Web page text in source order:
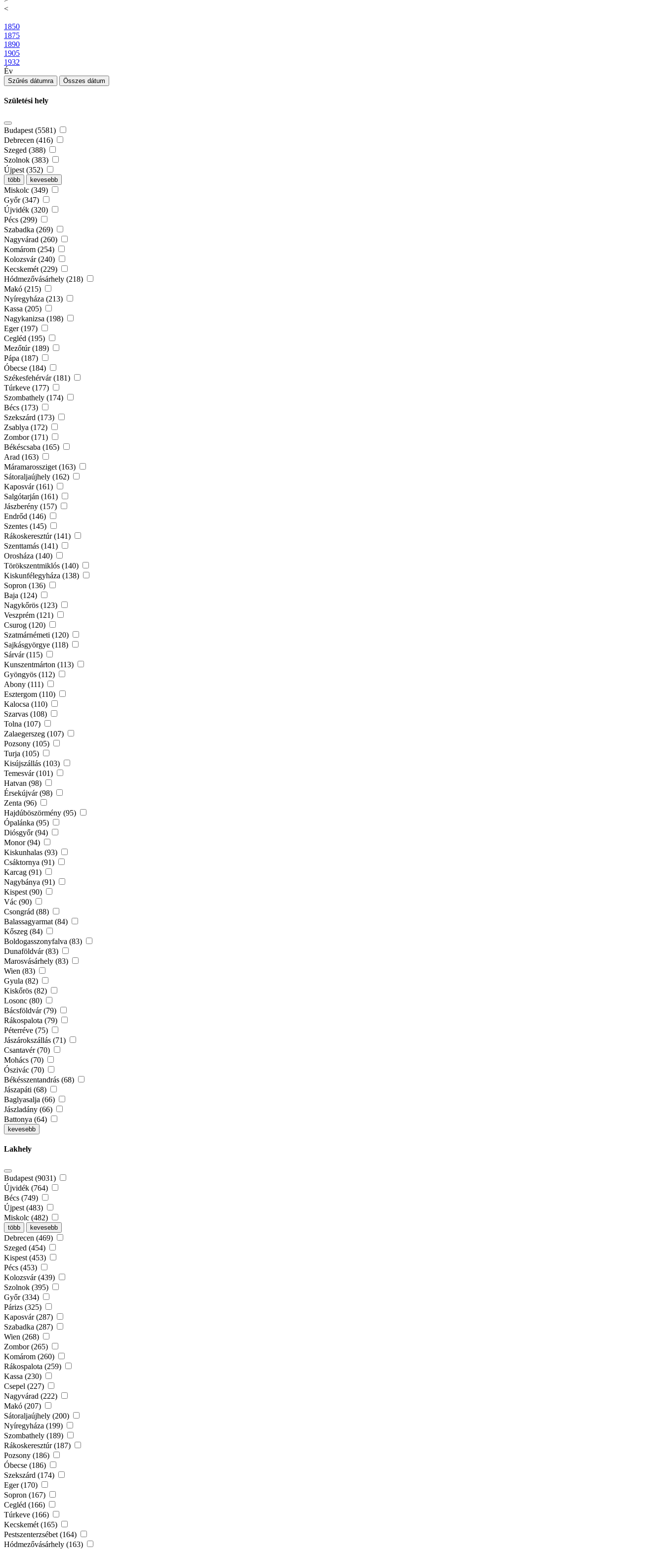
<
1850
1875
1890
1905
1932
Év
Szűrés dátumra Összes dátum
Születési hely
Budapest (5581)
Debrecen (416)
Szeged (388)
Szolnok (383)
Újpest (352)
több kevesebb
Miskolc (349)
Győr (347)
Újvidék (320)
Pécs (299)
Szabadka (269)
Nagyvárad (260)
Komárom (254)
Kolozsvár (240)
Kecskemét (229)
Hódmezővásárhely (218)
Makó (215)
Nyíregyháza (213)
Kassa (205)
Nagykanizsa (198)
Eger (197)
Cegléd (195)
Mezőtúr (189)
Pápa (187)
Óbecse (184)
Székesfehérvár (181)
Túrkeve (177)
Szombathely (174)
Bécs (173)
Szekszárd (173)
Zsablya (172)
Zombor (171)
Békéscsaba (165)
Arad (163)
Máramarossziget (163)
Sátoraljaújhely (162)
Kaposvár (161)
Salgótarján (161)
Jászberény (157)
Endrőd (146)
Szentes (145)
Rákoskeresztúr (141)
Szenttamás (141)
Orosháza (140)
Törökszentmiklós (140)
Kiskunfélegyháza (138)
Sopron (136)
Baja (124)
Nagykőrös (123)
Veszprém (121)
Csurog (120)
Szatmárnémeti (120)
Sajkásgyörgye (118)
Sárvár (115)
Kunszentmárton (113)
Gyöngyös (112)
Abony (111)
Esztergom (110)
Kalocsa (110)
Szarvas (108)
Tolna (107)
Zalaegerszeg (107)
Pozsony (105)
Turja (105)
Kisújszállás (103)
Temesvár (101)
Hatvan (98)
Érsekújvár (98)
Zenta (96)
Hajdúböszörmény (95)
Ópalánka (95)
Diósgyőr (94)
Monor (94)
Kiskunhalas (93)
Csáktornya (91)
Karcag (91)
Nagybánya (91)
Kispest (90)
Vác (90)
Csongrád (88)
Balassagyarmat (84)
Kőszeg (84)
Boldogasszonyfalva (83)
Dunaföldvár (83)
Marosvásárhely (83)
Wien (83)
Gyula (82)
Kiskőrös (82)
Losonc (80)
Bácsföldvár (79)
Rákospalota (79)
Péterréve (75)
Jászárokszállás (71)
Csantavér (70)
Mohács (70)
Ószivác (70)
Békésszentandrás (68)
Jászapáti (68)
Baglyasalja (66)
Jászladány (66)
Battonya (64)
kevesebb
Lakhely
Budapest (9031)
Újvidék (764)
Bécs (749)
Újpest (483)
Miskolc (482)
több kevesebb
Debrecen (469)
Szeged (454)
Kispest (453)
Pécs (453)
Kolozsvár (439)
Szolnok (395)
Győr (334)
Párizs (325)
Kaposvár (287)
Szabadka (287)
Wien (268)
Zombor (265)
Komárom (260)
Rákospalota (259)
Kassa (230)
Csepel (227)
Nagyvárad (222)
Makó (207)
Sátoraljaújhely (200)
Nyíregyháza (199)
Szombathely (189)
Rákoskeresztúr (187)
Pozsony (186)
Óbecse (186)
Szekszárd (174)
Eger (170)
Sopron (167)
Cegléd (166)
Túrkeve (166)
Kecskemét (165)
Pestszenterzsébet (164)
Hódmezővásárhely (163)